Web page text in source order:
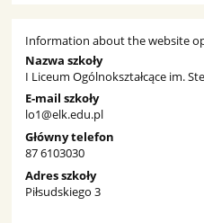
Information about the website
Nazwa szkoły
I Liceum Ogólnokształcące im.
E-mail szkoły
lo1@elk.edu.pl
Główny telefon
87 6103030
Adres szkoły
Piłsudskiego 3